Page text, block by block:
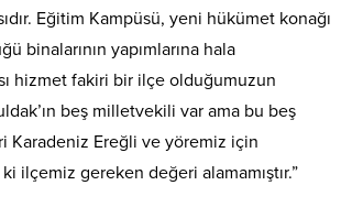
Eğitim Kampüsü, yeni hükümet konağı
binalarının yapımlarına hala
hizmet fakiri bir ilçe olduğumuzun
beş milletvekili var ama bu beş
Karadeniz Ereğli ve yöremiz için
ki ilçemiz gereken değeri alamamıştır.”